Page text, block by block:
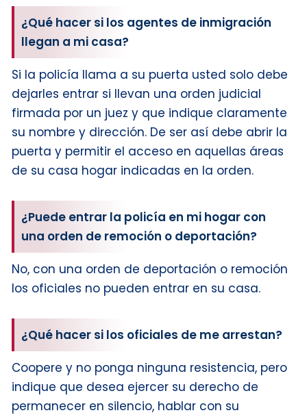
¿Qué hacer si los agentes de inmigración
llegan a mi casa?
Si la policía llama a su puerta usted solo debe
dejarles entrar si llevan una orden judicial
firmada por un juez y que indique claramente
su nombre y dirección. De ser así debe abrir la
puerta y permitir el acceso en aquellas áreas
de su casa hogar indicadas en la orden.
¿Puede entrar la policía en mi hogar con
una orden de remoción o deportación?
No, con una orden de deportación o remoción
los oficiales no pueden entrar en su casa.
¿Qué hacer si los oficiales de me arrestan?
Coopere y no ponga ninguna resistencia, pero
indique que desea ejercer su derecho de
permanecer en silencio, hablar con su